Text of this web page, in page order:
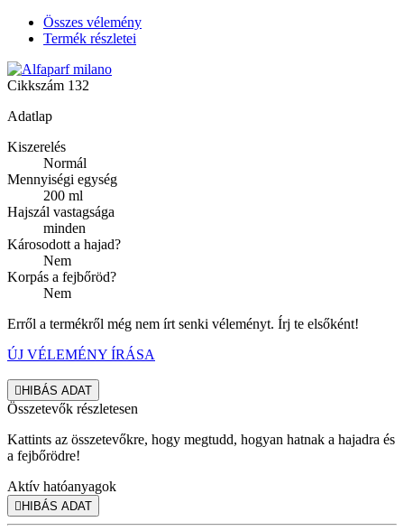
Összes vélemény
Termék részletei
Cikkszám 132
Adatlap
Kiszerelés
Normál
Mennyiségi egység
200 ml
Hajszál vastagsága
minden
Károsodott a hajad?
Nem
Korpás a fejbőröd?
Nem
Erről a termékről még nem írt senki véleményt. Írj te elsőként!
ÚJ VÉLEMÉNY ÍRÁSA
HIBÁS ADAT
Összetevők részletesen
Kattints az összetevőkre, hogy megtudd, hogyan hatnak a hajadra és
a fejbőrödre!
Aktív hatóanyagok
HIBÁS ADAT